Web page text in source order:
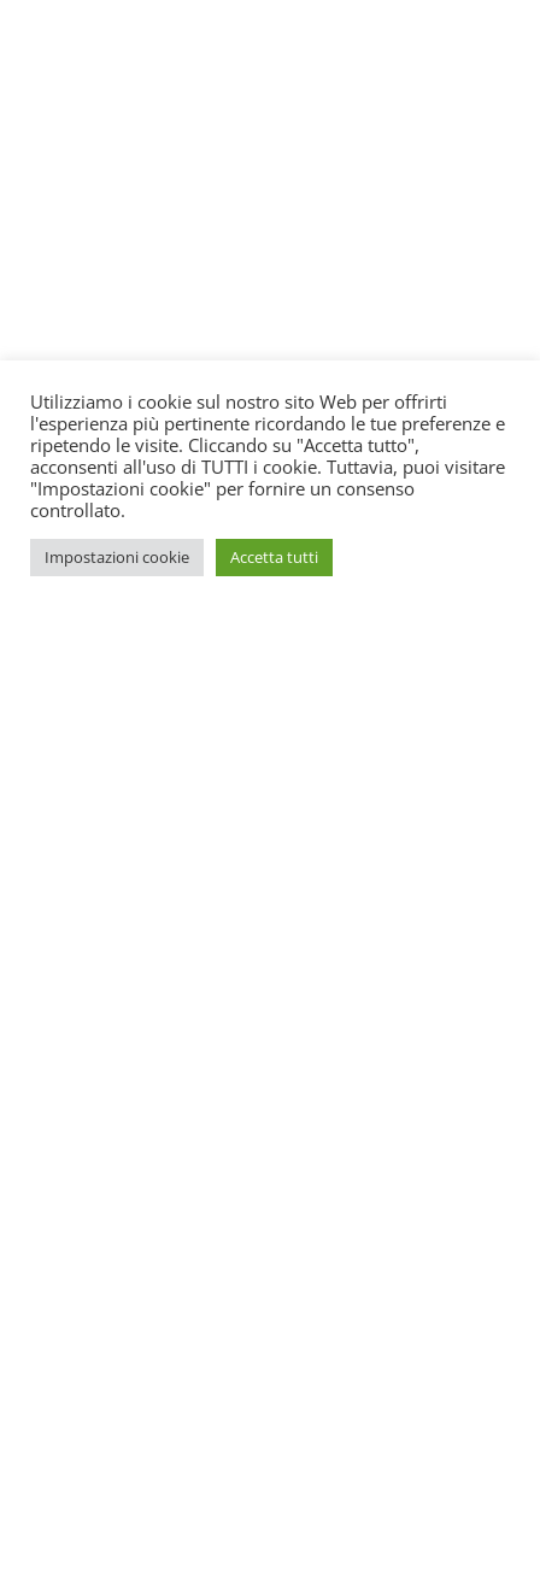
Utilizziamo i cookie sul nostro sito Web per offrirti
l'esperienza più pertinente ricordando le tue preferenze e
ripetendo le visite. Cliccando su "Accetta tutto",
acconsenti all'uso di TUTTI i cookie. Tuttavia, puoi visitare
"Impostazioni cookie" per fornire un consenso
controllato.
Impostazioni cookie Accetta tutti